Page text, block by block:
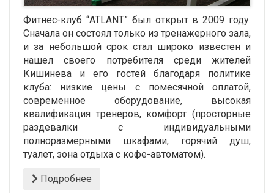
Фитнес-клуб “ATLANT” был открыт в 2009 году.
Сначала он состоял только из тренажерного зала,
и за небольшой срок стал широко известен и
нашел своего потребителя среди жителей
Кишинева и его гостей благодаря политике
клуба: низкие цены с помесячной оплатой,
современное оборудование, высокая
квалификация тренеров, комфорт (просторные
раздевалки с индивидуальными
полноразмерными шкафами, горячий душ,
туалет, зона отдыха с кофе-автоматом).
Подробнее